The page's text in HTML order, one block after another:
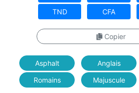
TND
CFA
Copier
Asphalt Anglais
Romains
Majuscule